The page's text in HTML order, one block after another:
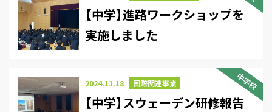
【中学】進路ワークショップを
実施しました
中学校
2024.11.18 国際関連事業
【中学】スウェーデン研修報告